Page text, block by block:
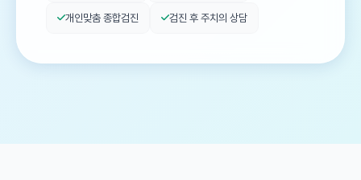
개인맞춤 종합검진 검진 후 주치의 상담